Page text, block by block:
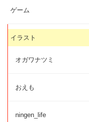
ゲーム
イラスト
オガワナツミ
おえも
ningen_life